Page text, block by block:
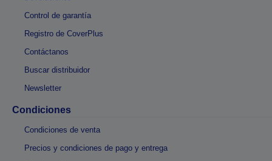
Control de garantía
Registro de CoverPlus
Contáctanos
Buscar distribuidor
Newsletter
Condiciones
Condiciones de venta
Precios y condiciones de pago y entrega